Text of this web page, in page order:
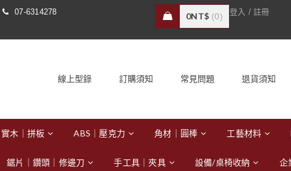
07-6314278
0NT$ 0 登入 / 註冊
線上型錄 訂購須知 常見問題 退貨須知
實木｜拼板 ABS｜壓克力 角材｜圓棒 工藝材料
鋸片｜鑽頭｜修邊刀 手工具｜夾具 設備/桌椅收納 企